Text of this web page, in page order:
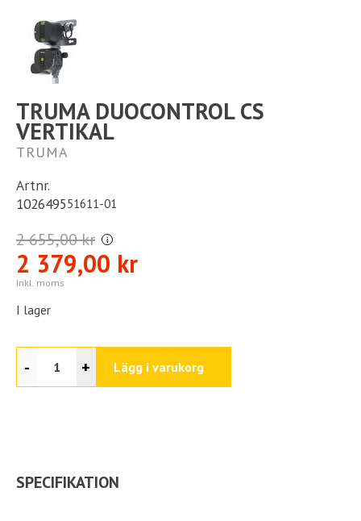
TRUMA DUOCONTROL CS
VERTIKAL
TRUMA
Artnr.
102649551611-01
2 655,00 kr i
2 379,00 kr
Inkl. moms
I lager
- + Lägg i varukorg
SPECIFIKATION